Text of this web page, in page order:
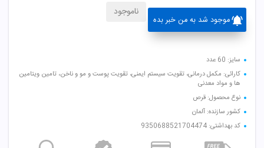
موجود شد به من خبر بده
ناموجود
سایز: 60 عدد
کارائی: مکمل درمانی، تقویت سیستم ایمنی، تقویت پوست و مو و ناخن، تامین ویتامین
ها و مواد معدنی
نوع محصول: قرص
کشور سازنده: آلمان
کد بهداشتی: 9350688521704474